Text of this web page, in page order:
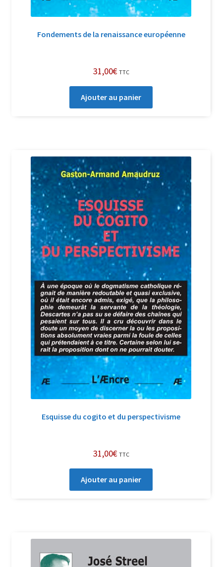
Fondements de la renaissance européenne
31,00€ TTC
Ajouter au panier
Esquisse du cogito et du perspectivisme
31,00€ TTC
Ajouter au panier